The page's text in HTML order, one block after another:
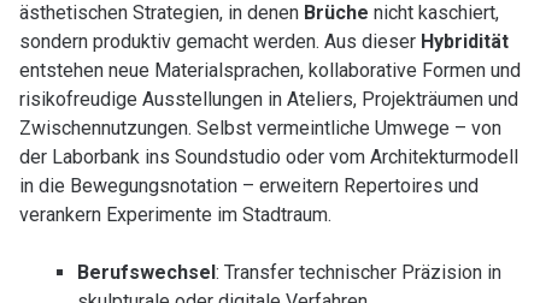
ästhetischen Strategien, in denen Brüche nicht kaschiert,
sondern produktiv gemacht werden. Aus dieser Hybridität
entstehen neue Materialsprachen, kollaborative Formen und
risikofreudige Ausstellungen in Ateliers, Projekträumen und
Zwischennutzungen. Selbst vermeintliche Umwege – von
der Laborbank ins Soundstudio oder vom Architekturmodell
in die Bewegungsnotation – erweitern Repertoires und
verankern Experimente im Stadtraum.
Berufswechsel: Transfer technischer Präzision in